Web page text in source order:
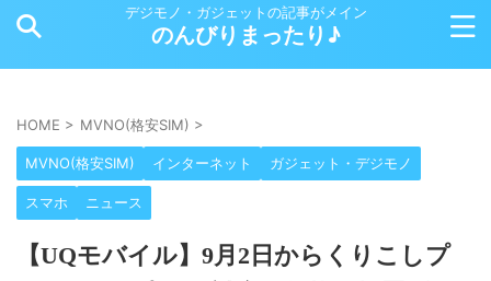
デジモノ・ガジェットの記事がメイン
のんびりまったり♪
HOME > MVNO(格安SIM) >
MVNO(格安SIM) インターネット ガジェット・デジモノ
スマホ ニュース
【UQモバイル】9月2日からくりこしプ